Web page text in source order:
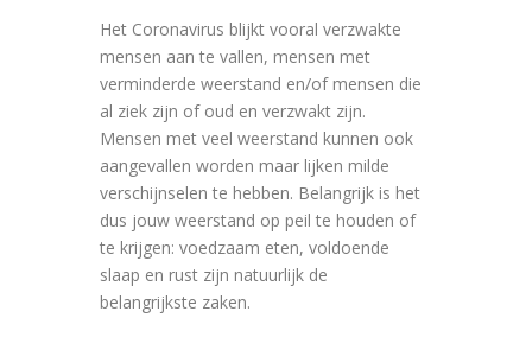
Het Coronavirus blijkt vooral verzwakte
mensen aan te vallen, mensen met
verminderde weerstand en/of mensen die
al ziek zijn of oud en verzwakt zijn.
Mensen met veel weerstand kunnen ook
aangevallen worden maar lijken milde
verschijnselen te hebben. Belangrijk is het
dus jouw weerstand op peil te houden of
te krijgen: voedzaam eten, voldoende
slaap en rust zijn natuurlijk de
belangrijkste zaken.